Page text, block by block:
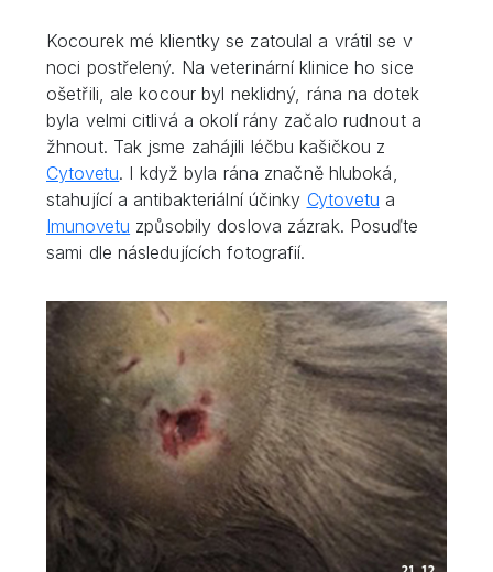
Kocourek mé klientky se zatoulal a vrátil se v
noci postřelený. Na veterinární klinice ho sice
ošetřili, ale kocour byl neklidný, rána na dotek
byla velmi citlivá a okolí rány začalo rudnout a
žhnout. Tak jsme zahájili léčbu kašičkou z
Cytovetu. I když byla rána značně hluboká,
stahující a antibakteriální účinky Cytovetu a
Imunovetu způsobily doslova zázrak. Posuďte
sami dle následujících fotografií.